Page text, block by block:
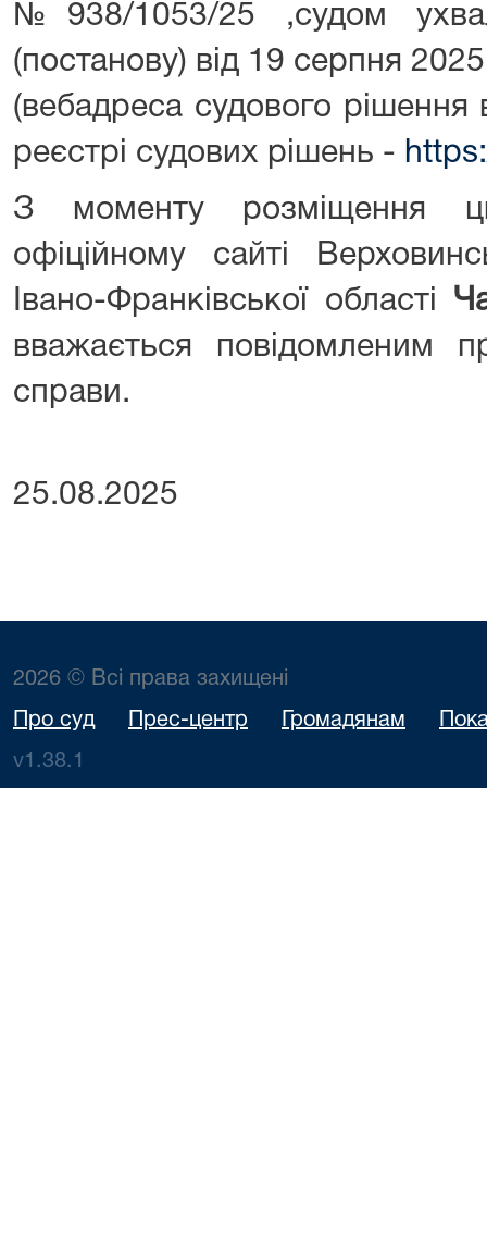
№938/1053/25 ,судом
(постанову) від 19 серпня
(вебадреса судового
реєстрі судових рішень -
З моменту розміщення
офіційному сайті
Івано-Франківської області
вважається повідомленим
справи.
25.08.2025
2026 © Всі права захищені
Про суд Прес-центр Громадянам
v1.38.1